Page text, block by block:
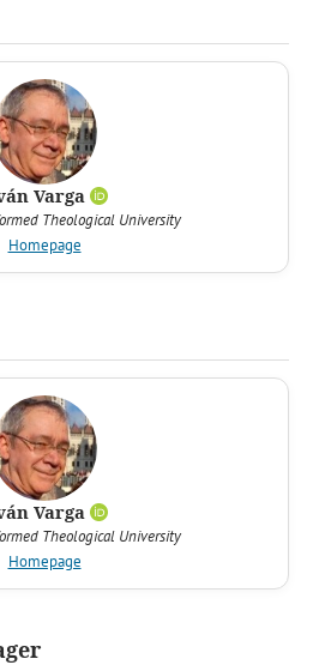
Varga
Theological University
Homepage
Varga
Theological University
Homepage